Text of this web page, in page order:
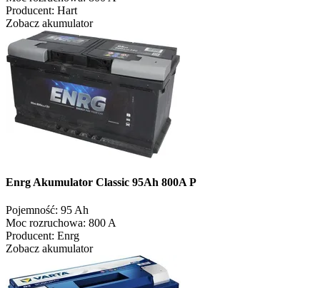
Producent: Hart
Zobacz akumulator
Enrg Akumulator Classic 95Ah 800A P
Pojemność: 95 Ah
Moc rozruchowa: 800 A
Producent: Enrg
Zobacz akumulator